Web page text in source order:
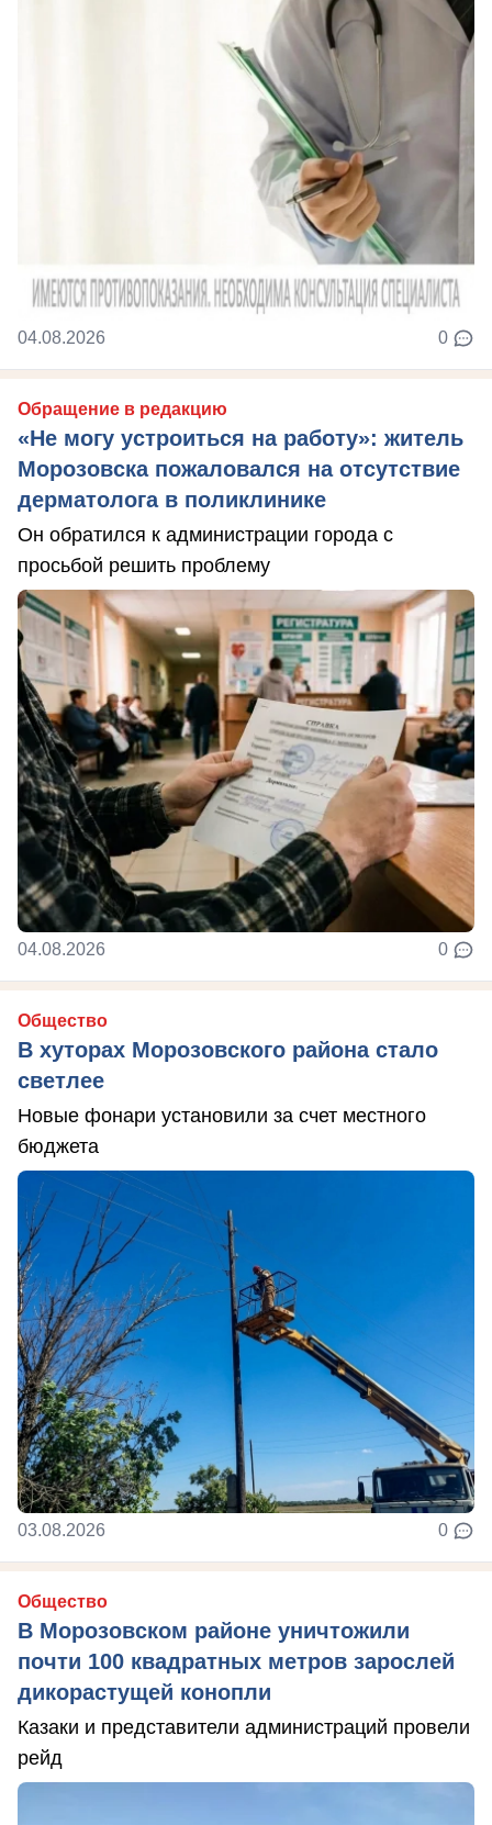
04.08.2026 0
Обращение в редакцию
«Не могу устроиться на работу»: житель
Морозовска пожаловался на отсутствие
дерматолога в поликлинике
Он обратился к администрации города с
просьбой решить проблему
04.08.2026 0
Общество
В хуторах Морозовского района стало
светлее
Новые фонари установили за счет местного
бюджета
03.08.2026 0
Общество
В Морозовском районе уничтожили
почти 100 квадратных метров зарослей
дикорастущей конопли
Казаки и представители администраций провели
рейд